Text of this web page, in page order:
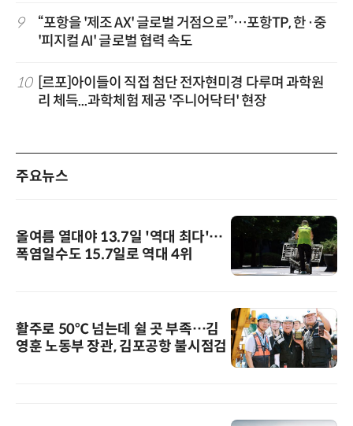
9
“포항을 '제조 AX' 글로벌 거점으로”…포항TP, 한·중
'피지컬 AI' 글로벌 협력 속도
10 [르포]아이들이 직접 첨단 전자현미경 다루며 과학원
리 체득...과학체험 제공 '주니어닥터' 현장
주요뉴스
올여름 열대야 13.7일 '역대 최다'…
폭염일수도 15.7일로 역대 4위
활주로 50℃ 넘는데 쉴 곳 부족…김
영훈 노동부 장관, 김포공항 불시점검